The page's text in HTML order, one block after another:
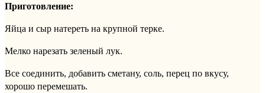
Приготовление:
Яйца и сыр натереть на крупной терке.
Мелко нарезать зеленый лук.
Все соединить, добавить сметану, соль, перец по вкусу,
хорошо перемешать.